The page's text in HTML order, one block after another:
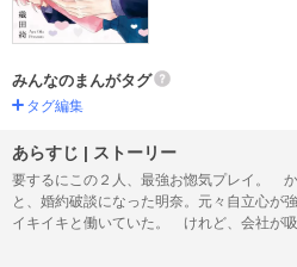
みんなのまんがタグ
タグ編集
あらすじ | ストーリー
要するにこの２人、最強お惚気プレイ。
と、婚約破談になった明奈。元々自立心が
イキイキと働いていた。 けれど、会社が
して働いていた！ しかも彼は、ツンツン